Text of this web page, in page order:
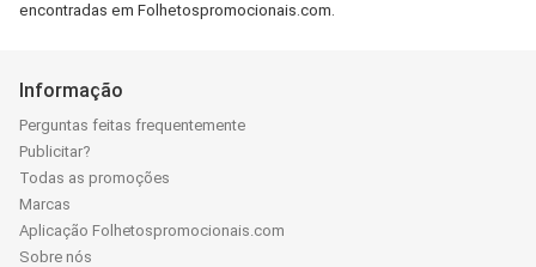
encontradas em Folhetospromocionais.com.
Informação
Perguntas feitas frequentemente
Publicitar?
Todas as promoções
Marcas
Aplicação Folhetospromocionais.com
Sobre nós